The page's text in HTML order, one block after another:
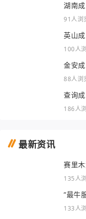
湖南
91人浏
英山
100人
金安
88人浏
查询
186人
最新资讯
赛里
135人
“最牛
133人